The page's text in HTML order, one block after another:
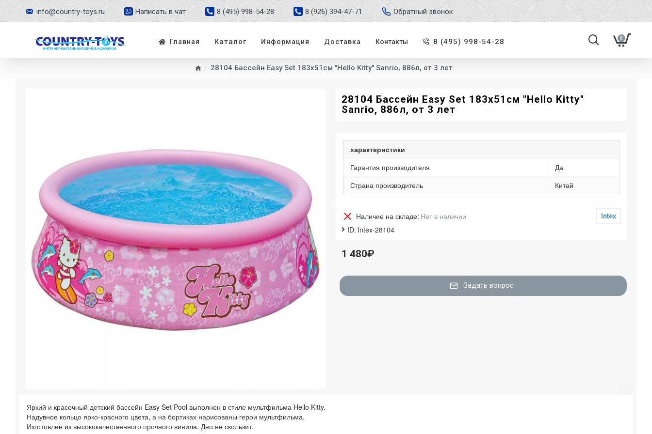
info@country-toys.ru Написать в чат 8 (495) 998-54-28 8 (926) 394-47-71 Обратный звонок
Главная Каталог Информация Доставка Контакты 8 (495) 998-54-28 0
28104 Бассейн Easy Set 183х51см "Hello Kitty" Sanrio, 886л, от 3 лет
28104 Бассейн Easy Set 183х51см "Hello Kitty"
Sanrio, 886л, от 3 лет
Наличие на складе: Нет в наличии
ID: Intex-28104
Intex
1 480₽
Задать вопрос
характеристики
Гарантия производителя
Да
Страна производитель
Китай
Яркий и красочный детский бассейн Easy Set Pool выполнен в стиле мультфильма Hello Kitty.
Надувное кольцо ярко-красного цвета, а на бортиках нарисованы герои мультфильма.
Изготовлен из высококачественного прочного винила. Дно не скользит.